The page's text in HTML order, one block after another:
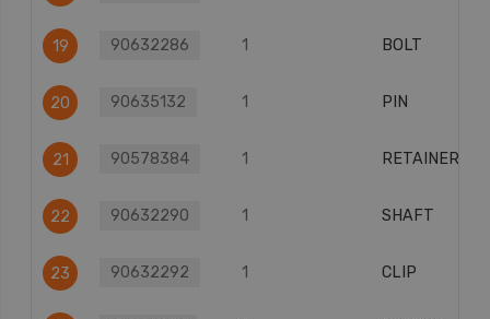
19 90632286 1 BOLT
20 90635132 1 PIN
21 90578384 1 RETAINER
22 90632290 1 SHAFT
23 90632292 1 CLIP